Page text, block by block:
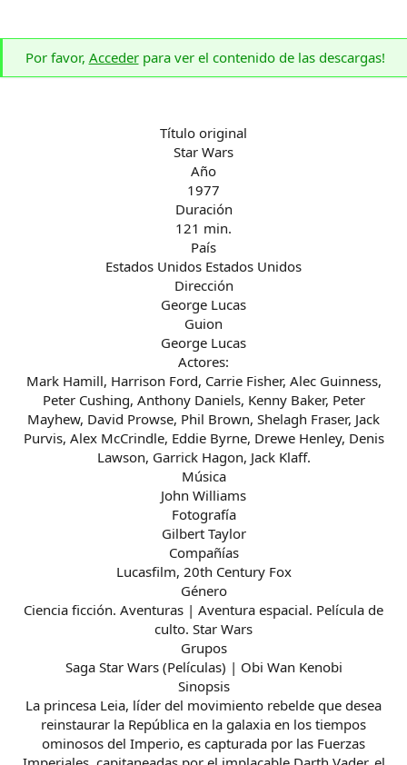
Por favor, Accederpara ver el contenido de las descargas!
Título original
Star Wars
Año
1977
Duración
121 min.
País
Estados Unidos Estados Unidos
Dirección
George Lucas
Guion
George Lucas
Actores:
Mark Hamill, Harrison Ford, Carrie Fisher, Alec Guinness,
Peter Cushing, Anthony Daniels, Kenny Baker, Peter
Mayhew, David Prowse, Phil Brown, Shelagh Fraser, Jack
Purvis, Alex McCrindle, Eddie Byrne, Drewe Henley, Denis
Lawson, Garrick Hagon, Jack Klaff.
Música
John Williams
Fotografía
Gilbert Taylor
Compañías
Lucasfilm, 20th Century Fox
Género
Ciencia ficción. Aventuras | Aventura espacial. Película de
culto. Star Wars
Grupos
Saga Star Wars (Películas) | Obi Wan Kenobi
Sinopsis
La princesa Leia, líder del movimiento rebelde que desea
reinstaurar la República en la galaxia en los tiempos
ominosos del Imperio, es capturada por las Fuerzas